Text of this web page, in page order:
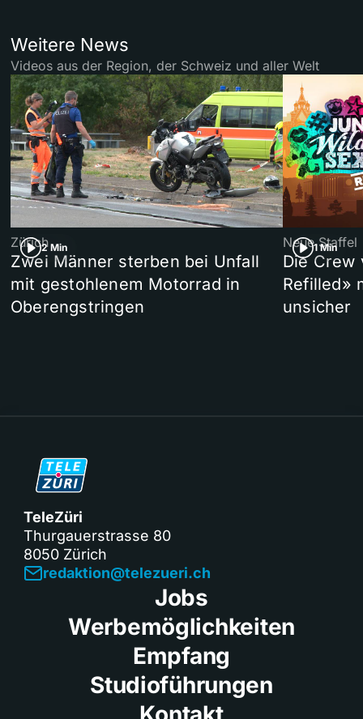
Weitere News
Videos aus der Region, der Schweiz und aller Welt
2 Min
Zürich
Zwei Männer sterben bei Unfall
mit gestohlenem Motorrad in
Oberengstringen
1 Min
Neue Staffel
Die Crew
Refilled»
unsicher
TeleZüri
Thurgauerstrasse 80
8050 Zürich
redaktion@telezueri.ch
Jobs
Werbemöglichkeiten
Empfang
Studioführungen